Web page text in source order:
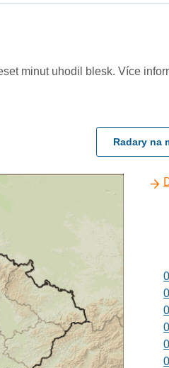
minut uhodil blesk. Více
Radary na